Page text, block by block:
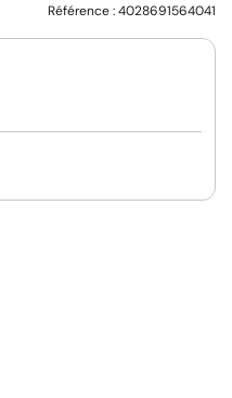
Référence :4028691564041